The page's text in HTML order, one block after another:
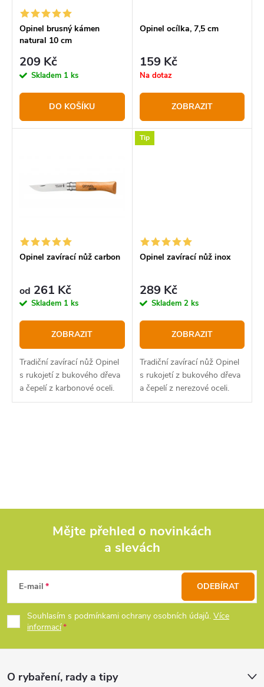
r
o
d
u
ů
p
r
o
d
u
t
Opinel brusný kámen
natural 10 cm
209 Kč
Skladem 1 ks
DO KOŠÍKU
Opinel ocílka, 7,5 cm
159 Kč
Na dotaz
ZOBRAZIT
Opinel zavírací nůž carbon
od 261 Kč
Skladem 1 ks
ZOBRAZIT
Tradiční zavírací nůž Opinel
s rukojetí z bukového dřeva
a čepelí z karbonové oceli.
Tip
Opinel zavírací nůž inox
289 Kč
Skladem 2 ks
ZOBRAZIT
Tradiční zavírací nůž Opinel
s rukojetí z bukového dřeva
a čepelí z nerezové oceli.
á
c
í
p
r
v
p
a
Mějte přehled o novinkách
a slevách
E-mail
Souhlasím s podmínkami ochrany osobních údajů. Více
informací
ODEBÍRAT
O rybaření, rady a tipy